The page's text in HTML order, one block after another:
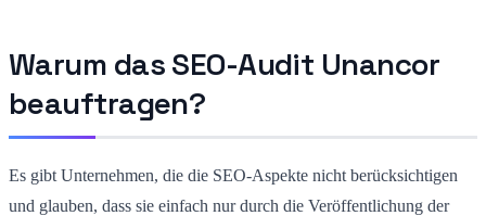
Warum das SEO-Audit Unancor
beauftragen?
Es gibt Unternehmen, die die SEO-Aspekte nicht berücksichtigen
und glauben, dass sie einfach nur durch die Veröffentlichung der